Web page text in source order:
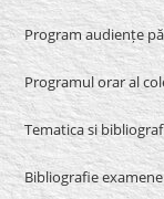
Program audiențe
Programul orar al
Tematica si
Bibliografie